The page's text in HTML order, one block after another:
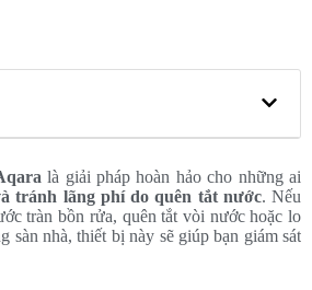
là giải pháp hoàn hảo cho những ai
tránh lãng phí do quên tắt nước. Nếu
tràn bồn rửa, quên tắt vòi nước hoặc lo
sàn nhà, thiết bị này sẽ giúp bạn giám sát